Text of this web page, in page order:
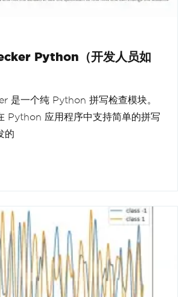
Python（开发人员如
是一个纯 Python 拼写检查模块。
Python 应用程序中支持简单的拼写
的